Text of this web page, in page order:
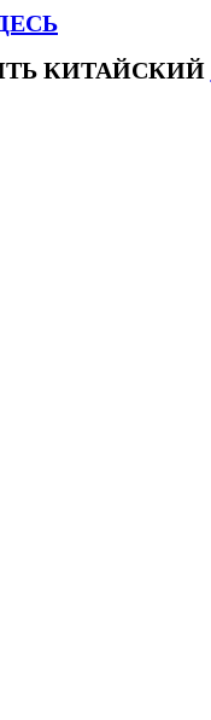
КИТАЙСКИЙ